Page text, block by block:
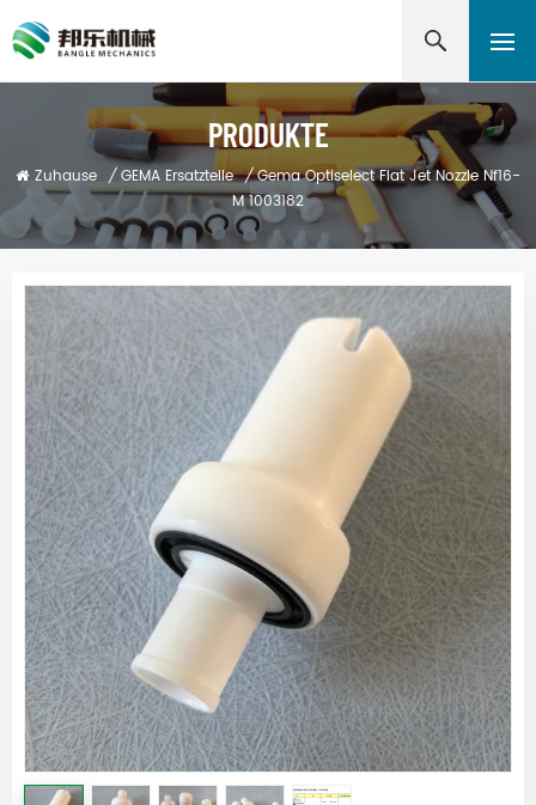
PRODUKTE
Zuhause / GEMA Ersatzteile / Gema Optiselect Flat Jet Nozzle Nf16-
M 1003182